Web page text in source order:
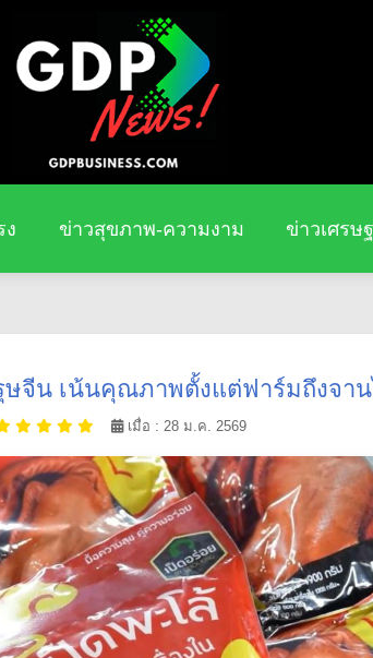
ง ข่าวสุขภาพ-ความงาม ข่าวเศรษ
ษจีน เน้นคุณภาพตั้งแต่ฟาร์มถึงจ
เมื่อ : 28 ม.ค. 2569